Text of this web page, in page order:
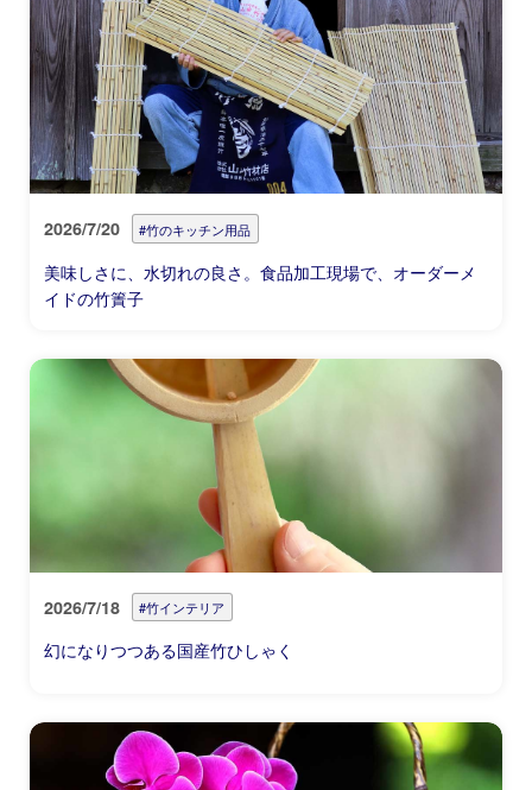
2026/7/20 #竹のキッチン用品
美味しさに、水切れの良さ。食品加工現場で、オーダーメ
イドの竹簀子
2026/7/18 #竹インテリア
幻になりつつある国産竹ひしゃく